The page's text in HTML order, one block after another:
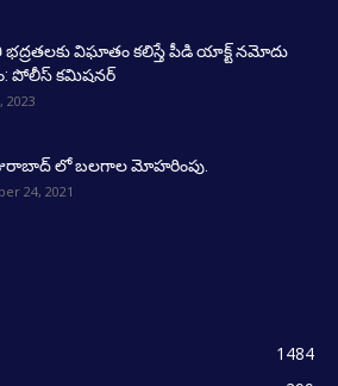
భద్రతలకు విఘాతం కలిస్తే పీడి యాక్ట్ నమోదు
పోలీస్ కమిషనర్
2023
లో బలగాల మోహరింపు.
24, 2021
1484